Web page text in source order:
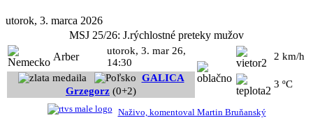
utorok, 3. marca 2026
MSJ 25/26: J.rýchlostné preteky mužov
Arber
utorok, 3. mar 26,
14:30
2 km/h
GALICA
Grzegorz (0+2)
3 ºC
Naživo, komentoval Martin Bruňanský